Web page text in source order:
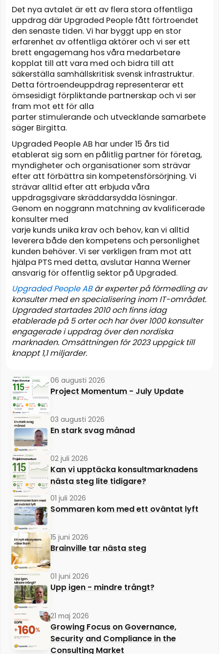
Det nya avtalet är ett av flera stora offentliga
uppdrag där Upgraded People fått förtroendet
den senaste tiden. Vi har byggt upp en stor
erfarenhet av offentliga aktörer och vi ser ett
brett engagemang hos våra medarbetare
kopplat till att vara med och bidra till att
säkerställa samhällskritisk svensk infrastruktur.
Detta förtroendeuppdrag representerar ett
ömsesidigt förpliktande partnerskap och vi ser
fram mot ett för alla
parter stimulerande och utvecklande samarbete
säger Birgitta.
Upgraded People AB har under 15 års tid
etablerat sig som en pålitlig partner för företag,
myndigheter och organisationer som strävar
efter att förbättra sin kompetensförsörjning. Vi
strävar alltid efter att erbjuda våra
uppdragsgivare skräddarsydda lösningar.
Genom en noggrann matchning av kvalificerade
konsulter med
varje kunds unika krav och behov, kan vi alltid
leverera både den kompetens och personlighet
kunden behöver. Vi ser verkligen fram mot att
hjälpa PTS med detta, avslutar Hanna Werner
ansvarig för offentlig sektor på Upgraded.
Upgraded People ABär experter på förmedling av
konsulter med en specialisering inom IT-området.
Upgraded startades 2010 och finns idag
etablerade på 5 orter och har över1000 konsulter
engagerade i uppdrag över den nordiska
marknaden. Omsättningen för2023 uppgick till
knappt 1,1 miljarder.
06 augusti 2026
Project Momentum - July Update
03 augusti 2026
En stark svag månad
02 juli 2026
Kan vi upptäcka konsultmarknadens
nästa steg lite tidigare?
01 juli 2026
Sommaren kom med ett oväntat lyft
15 juni 2026
Brainville tar nästa steg
01 juni 2026
Upp igen - mindre trångt?
21 maj 2026
Growing Focus on Governance,
Security and Compliance in the
Consulting Market